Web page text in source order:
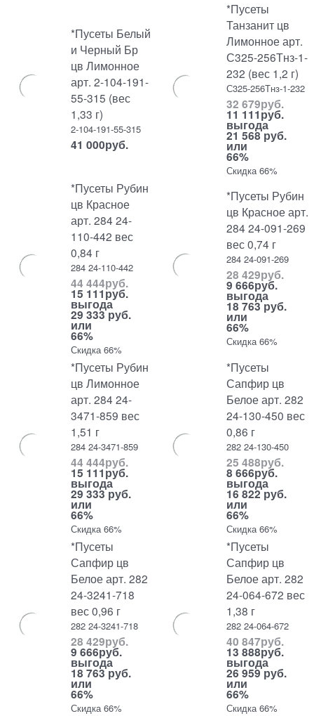
*Пусеты Белый
и Черный Бр
цв Лимонное
арт. 2-104-191-
55-315 (вес
1,33 г)
2-104-191-55-315
41 000руб.
*Пусеты
Танзанит цв
Лимонное арт.
С325-256Тнз-1-
232 (вес 1,2 г)
С325-256Тнз-1-232
32 679руб.
11 111руб.
выгода
21 568 руб.
или
66%
Скидка 66%
*Пусеты Рубин
цв Красное
арт. 284 24-
110-442 вес
0,84 г
284 24-110-442
44 444руб.
15 111руб.
выгода
29 333 руб.
или
66%
Скидка 66%
*Пусеты Рубин
цв Красное арт.
284 24-091-269
вес 0,74 г
284 24-091-269
28 429руб.
9 666руб.
выгода
18 763 руб.
или
66%
Скидка 66%
*Пусеты Рубин
цв Лимонное
арт. 284 24-
3471-859 вес
1,51 г
284 24-3471-859
44 444руб.
15 111руб.
выгода
29 333 руб.
или
66%
Скидка 66%
*Пусеты
Сапфир цв
Белое арт. 282
24-130-450 вес
0,86 г
282 24-130-450
25 488руб.
8 666руб.
выгода
16 822 руб.
или
66%
Скидка 66%
*Пусеты
Сапфир цв
Белое арт. 282
24-3241-718
вес 0,96 г
282 24-3241-718
28 429руб.
9 666руб.
выгода
18 763 руб.
или
66%
Скидка 66%
*Пусеты
Сапфир цв
Белое арт. 282
24-064-672 вес
1,38 г
282 24-064-672
40 847руб.
13 888руб.
выгода
26 959 руб.
или
66%
Скидка 66%